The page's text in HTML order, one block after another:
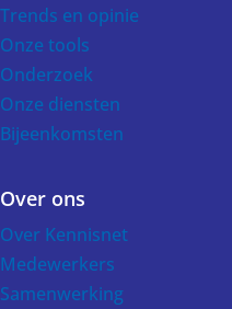
Trends en opinie
Onze tools
Onderzoek
Onze diensten
Bijeenkomsten
Over ons
Over Kennisnet
Medewerkers
Samenwerking